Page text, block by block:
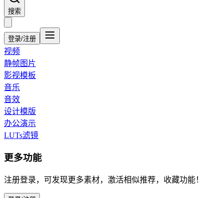
搜索
登录/注册
视频
静帧图片
影视模板
音乐
音效
设计模版
办公演示
LUTs滤镜
更多功能
注册登录，可发现更多素材，激活相似推荐，收藏功能！